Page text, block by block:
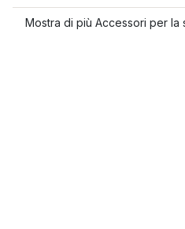
Mostra di più Accessori per la